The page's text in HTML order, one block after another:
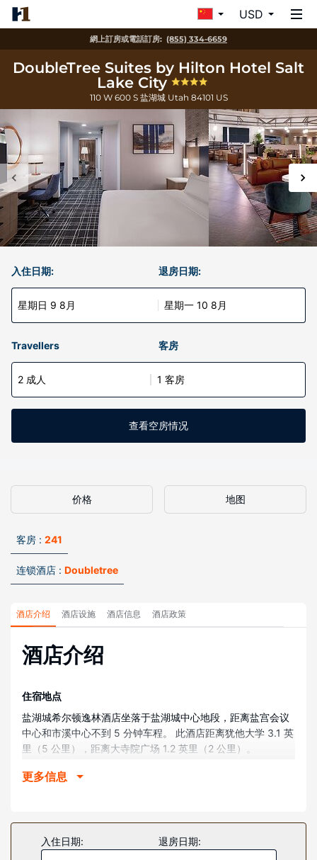
USD
網上訂房或電話訂房: (855) 334-6659
DoubleTree Suites by Hilton Hotel Salt
Lake City
110 W 600 S 盐湖城 Utah 84101 US
入住日期:
星期日 9 8月
退房日期:
星期一 10 8月
Travellers 客房
2 成人 1 客房
查看空房情况
价格 地图
客房 : 241
连锁酒店 : Doubletree
酒店介绍 酒店设施 酒店信息 酒店政策
酒店介绍
住宿地点
盐湖城希尔顿逸林酒店坐落于盐湖城中心地段，距离盐宫会议
中心和市溪中心不到 5 分钟车程。 此酒店距离犹他大学 3.1 英
里（5 公里），距离大寺院广场 1.2 英里（2 公里）。
客房
需求；同时提供收费无线网络，方便您与朋友保持联系。私人
浴室提供名牌洗护用品和吹风机。便利设施包括可存放笔记本
电脑的保险箱和书桌，以及带有免费市内通话的电话。
更多信息
入住日期: 退房日期: